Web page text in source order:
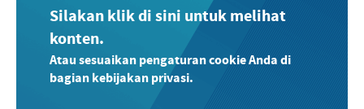
Silakan klik di sini untuk melihat
konten.
Atau sesuaikan pengaturan cookie Anda di
bagian kebijakan privasi.